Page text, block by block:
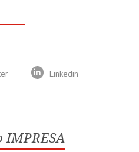
Linkedin
IMPRESA